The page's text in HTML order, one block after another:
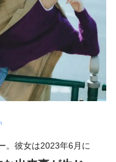
。彼女は2023年6月に